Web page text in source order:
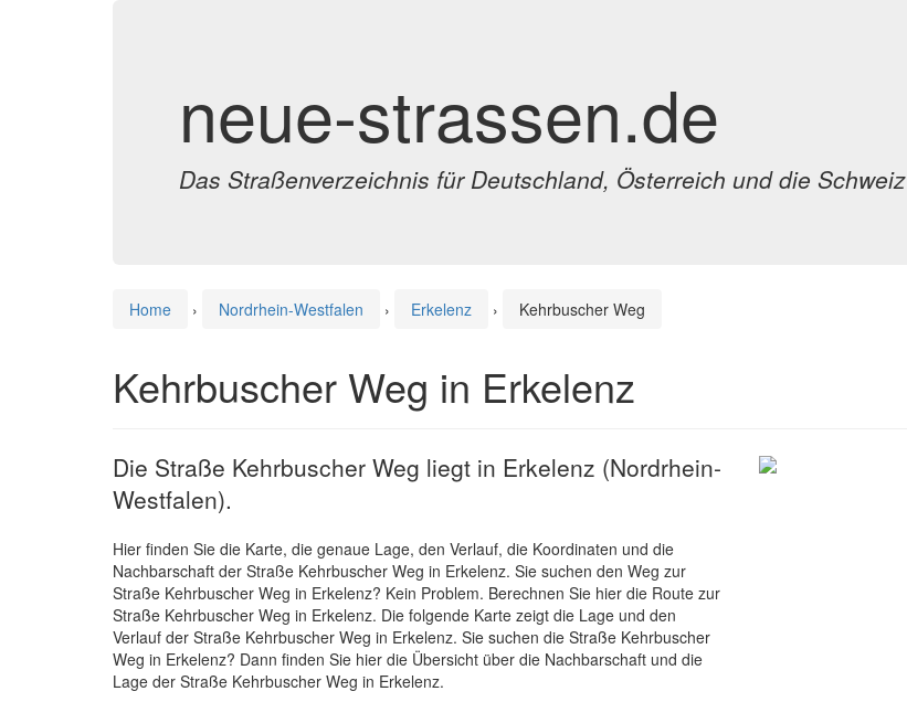
neue-strassen.de
Das Straßenverzeichnis für Deutschland, Österreich und die Schweiz
Home › Nordrhein-Westfalen › Erkelenz › Kehrbuscher Weg
Kehrbuscher Weg in Erkelenz
Die Straße Kehrbuscher Weg liegt in Erkelenz (Nordrhein-
Westfalen).
Hier finden Sie die Karte, die genaue Lage, den Verlauf, die Koordinaten und die
Nachbarschaft der Straße Kehrbuscher Weg in Erkelenz. Sie suchen den Weg zur
Straße Kehrbuscher Weg in Erkelenz? Kein Problem. Berechnen Sie hier die Route zur
Straße Kehrbuscher Weg in Erkelenz. Die folgende Karte zeigt die Lage und den
Verlauf der Straße Kehrbuscher Weg in Erkelenz. Sie suchen die Straße Kehrbuscher
Weg in Erkelenz? Dann finden Sie hier die Übersicht über die Nachbarschaft und die
Lage der Straße Kehrbuscher Weg in Erkelenz.